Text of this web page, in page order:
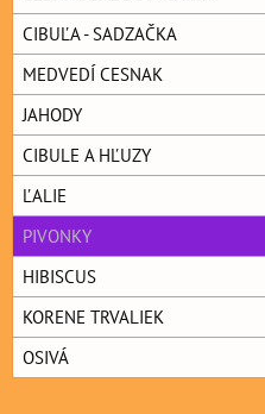
CIBUĽA - SADZAČKA
MEDVEDÍ CESNAK
JAHODY
CIBULE A HĽUZY
ĽALIE
PIVONKY
HIBISCUS
KORENE TRVALIEK
OSIVÁ